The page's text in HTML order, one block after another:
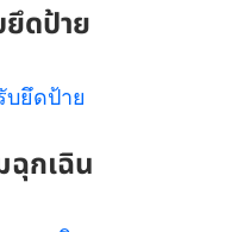
ดป้าย
ฉุกเฉิน